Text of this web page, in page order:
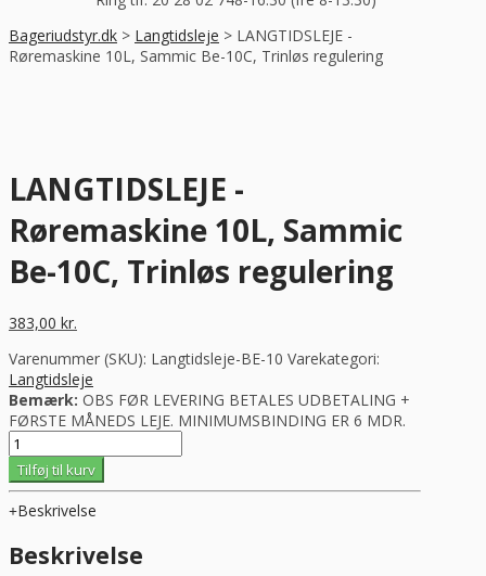
Bageriudstyr.dk > Langtidsleje > LANGTIDSLEJE -
Røremaskine 10L, Sammic Be-10C, Trinløs regulering
LANGTIDSLEJE -
Røremaskine 10L, Sammic
Be-10C, Trinløs regulering
383,00 kr.
Varenummer (SKU): Langtidsleje-BE-10 Varekategori:
Langtidsleje
Bemærk: OBS FØR LEVERING BETALES UDBETALING +
FØRSTE MÅNEDS LEJE. MINIMUMSBINDING ER 6 MDR.
LANGTIDSLEJE
-
Røremaskine
10L,
Sammic
Be-
10C,
Tilføj til kurv
Beskrivelse
Beskrivelse